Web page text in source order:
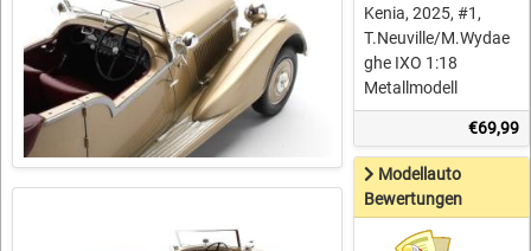
Kenia, 2025, #1,
T.Neuville/M.Wydae
ghe IXO 1:18
Metallmodell
€69,99
Modellauto
Bewertungen